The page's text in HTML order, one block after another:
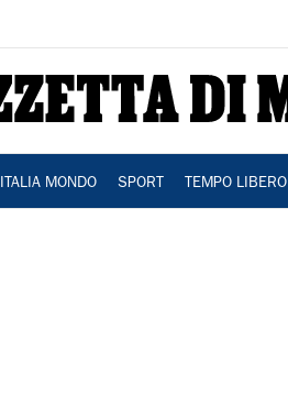
ITALIA MONDO SPORT TEMPO LIBERO